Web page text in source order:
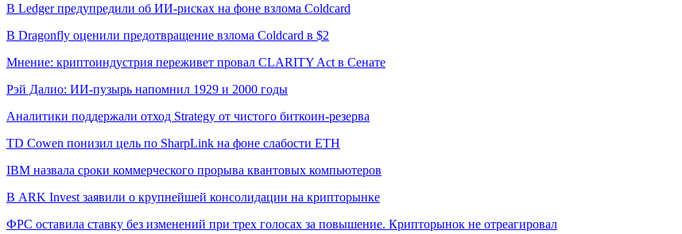
В Ledger предупредили об ИИ-рисках на фоне взлома Coldcard
В Dragonfly оценили предотвращение взлома Coldcard в $2
Мнение: криптоиндустрия переживет провал CLARITY Act в Сенате
Рэй Далио: ИИ-пузырь напомнил 1929 и 2000 годы
Аналитики поддержали отход Strategy от чистого биткоин-резерва
TD Cowen понизил цель по SharpLink на фоне слабости ETH
IBM назвала сроки коммерческого прорыва квантовых компьютеров
В ARK Invest заявили о крупнейшей консолидации на крипторынке
ФРС оставила ставку без изменений при трех голосах за повышение. Крипторынок не отреагировал